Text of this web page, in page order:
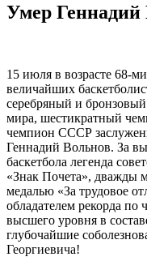
Умер Геннадий
15 июля в возрасте 68-
величайших
серебряный и
мира, шестикратный
чемпион СССР
Геннадий Вольнов. За
баскетбола легенда
«Знак Почета», дважды
медалью «За трудовое
обладателем рекорда по
высшего уровня в
глубочайшие
Георгиевича!